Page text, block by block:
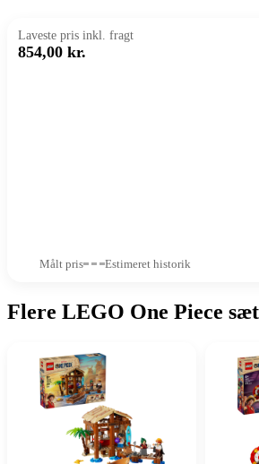
Laveste pris inkl. fragt
854,00 kr.
Målt pris Estimeret historik
Flere LEGO One Piece sæt